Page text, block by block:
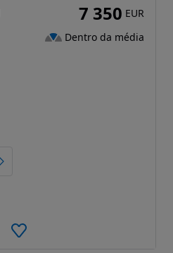
7 350 EUR
Dentro da média